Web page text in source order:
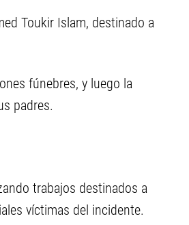
Toukir Islam, destinado a
fúnebres, y luego la
padres.
trabajos destinados a
víctimas del incidente.